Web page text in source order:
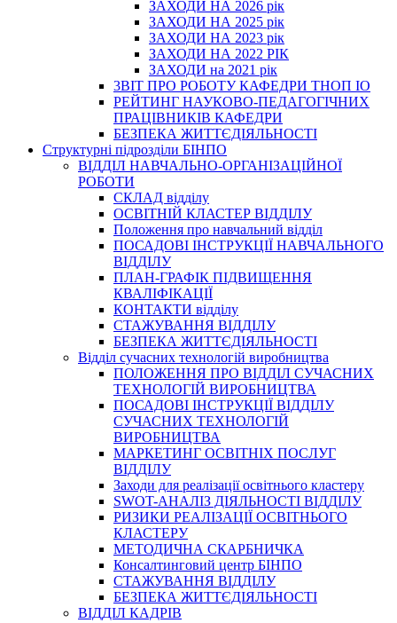
ЗАХОДИ НА 2026 рік
ЗАХОДИ НА 2025 рік
ЗАХОДИ НА 2023 рік
ЗАХОДИ НА 2022 РІК
ЗАХОДИ на 2021 рік
3BIT ПРО РОБОТУ КАФЕДРИ ТНОП ІО
РЕЙТИНГ НАУКОВО-ПЕДАГОГІЧНИХ
ПРАЦІВНИКІВ КАФЕДРИ
БЕЗПЕКА ЖИТТЄДІЯЛЬНОСТІ
Структурні підрозділи БІНПО
ВІДДІЛ НАВЧАЛЬНО-ОРГАНІЗАЦІЙНОЇ
РОБОТИ
СКЛАД відділу
ОСВІТНІЙ КЛАСТЕР ВІДДІЛУ
Положення про навчальний вiддiл
ПОСАДОВІ ІНСТРУКЦІЇ НАВЧАЛЬНОГО
ВІДДІЛУ
ПЛАН-ГРАФІК ПІДВИЩЕННЯ
КВАЛІФІКАЦІЇ
КОНТАКТИ відділу
СТАЖУВАННЯ ВІДДІЛУ
БЕЗПЕКА ЖИТТЄДІЯЛЬНОСТІ
Відділ сучасних технологій виробництва
ПОЛОЖЕННЯ ПРО ВІДДІЛ СУЧАСНИХ
ТЕХНОЛОГІЙ ВИРОБНИЦТВА
ПОСАДОВІ ІНСТРУКЦІЇ ВІДДІЛУ
СУЧАСНИХ ТЕХНОЛОГІЙ
ВИРОБНИЦТВА
МАРКЕТИНГ ОСВІТНІХ ПОСЛУГ
ВІДДІЛУ
Заходи для реалізації освітнього кластеру
SWOT-АНАЛІЗ ДІЯЛЬНОСТІ ВІДДІЛУ
РИЗИКИ РЕАЛІЗАЦІЇ ОСВІТНЬОГО
КЛАСТЕРУ
МЕТОДИЧНА СКАРБНИЧКА
Консалтинговий центр БІНПО
СТАЖУВАННЯ ВІДДІЛУ
БЕЗПЕКА ЖИТТЄДІЯЛЬНОСТІ
ВІДДІЛ КАДРІВ